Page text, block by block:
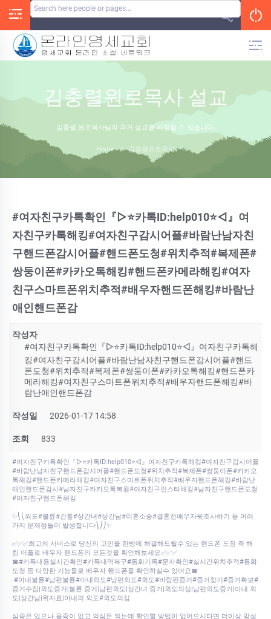
김충렬원로목사 설교
김충렬 원로목사님의 과거 설교를 시청할 수 있습니다.
Home / 김충렬원로목사
#여자친구카톡확인『▷⭐카톡ID:help010⭐◁』여
자친구카톡해킹#여자친구감시어플#바람난남자친
구핸드폰감시어플#핸드폰도청#위치추적#복제폰#
쌍둥이폰#카카오톡해킹#핸드폰카메라해킹#여자
친구스마트폰위치추적#배우자핸드폰해킹#바람난
애인핸드폰감
작성자
#여자친구카톡확인『▷⭐카톡ID:help010⭐◁』여자친구카톡해
킹#여자친구감시어플#바람난남자친구핸드폰감시어플#핸드
폰도청#위치추적#복제폰#쌍둥이폰#카카오톡해킹#핸드폰카
메라해킹#여자친구스마트폰위치추적#배우자핸드폰해킹#바
람난애인핸드폰감
작성일 2026-01-17 14:58
조회 833
#여자친구카톡확인『▷⭐카톡ID:help010⭐◁』여자친구카톡해킹#여자친구감시어플
#바람난남자친구핸드폰감시어플#핸드폰도청#위치추적#복제폰#쌍둥이폰#카카오
톡해킹#핸드폰카메라해킹#여자친구스마트폰위치추적#배우자핸드폰해킹#바람난
애인핸드폰감시#남자친구카카오톡복원#여자친구인스타해킹#남자친구핸드폰도청
#여자친구핸드폰해킹
✨⎝⎝외도#불륜#간통#상간녀#상간남#이혼소송#결혼전배우자뒷조사하기 등 여러
가지 문제점들이 발생합니다⎞⎠⎠✨
✅✅✅최고의 서비스로 당신의 고민을 한방에 해결해드릴수 있는 핸드폰 도청 즉 해
킹 어플로 배우자 핸드폰의 모든것을 확인해보세요✅✅✅
☎#카톡내용실시간확인#카톡내역복구#통화기록#문자확인#실시간위치추적#통화
도청 등 다양한 기능들로 배우자 핸드폰을 확인하실수 있어요☎
.#아내불륜#남편불륜#아내외도#남편외도#외도#바람핀증거#증거찾기#증거확보#
증거수집|외도증거|불륜 증거|남편외도|상간녀 증거|외도의심|남편외도증거|아내 외
도|상간남|위자료|아내의 외도#외도의심
심증은 있으나 물증이 없고 의심은 되는데 확인할 방법이 없어으시다면 더이상 망설